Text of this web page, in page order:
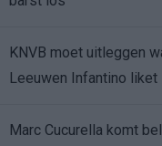
KNVB moet uitleggen
Leeuwen Infantino liket
Marc Cucurella komt